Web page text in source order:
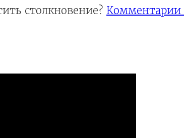
столкновение? Комментарии